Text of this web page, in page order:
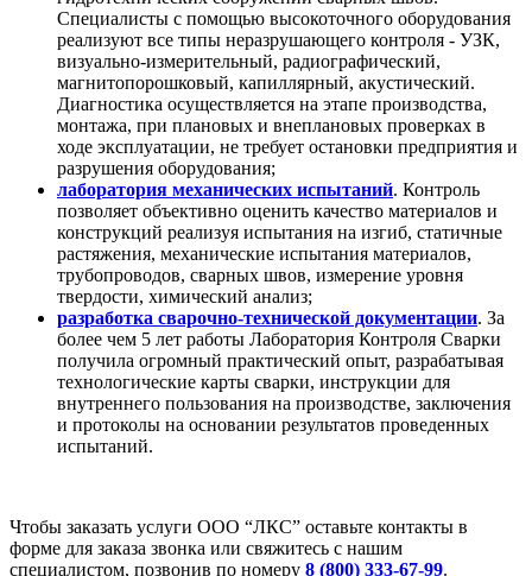
Специалисты с помощью высокоточного оборудования
реализуют все типы неразрушающего контроля - УЗК,
визуально-измерительный, радиографический,
магнитопорошковый, капиллярный, акустический.
Диагностика осуществляется на этапе производства,
монтажа, при плановых и внеплановых проверках в
ходе эксплуатации, не требует остановки предприятия и
разрушения оборудования;
лаборатория механических испытаний. Контроль
позволяет объективно оценить качество материалов и
конструкций реализуя испытания на изгиб, статичные
растяжения, механические испытания материалов,
трубопроводов, сварных швов, измерение уровня
твердости, химический анализ;
разработка сварочно-технической документации. За
более чем 5 лет работы Лаборатория Контроля Сварки
получила огромный практический опыт, разрабатывая
технологические карты сварки, инструкции для
внутреннего пользования на производстве, заключения
и протоколы на основании результатов проведенных
испытаний.
Чтобы заказать услуги ООО “ЛКС” оставьте контакты в
форме для заказа звонка или свяжитесь с нашим
специалистом, позвонив по номеру 8 (800) 333-67-99.